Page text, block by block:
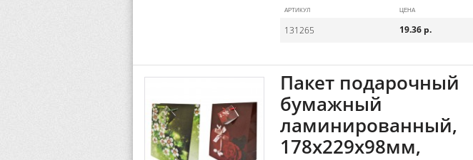
АРТИКУЛ ЦЕНА
131265 19.36 р.
Пакет подарочный
бумажный
ламинированный,
178х229х98мм,